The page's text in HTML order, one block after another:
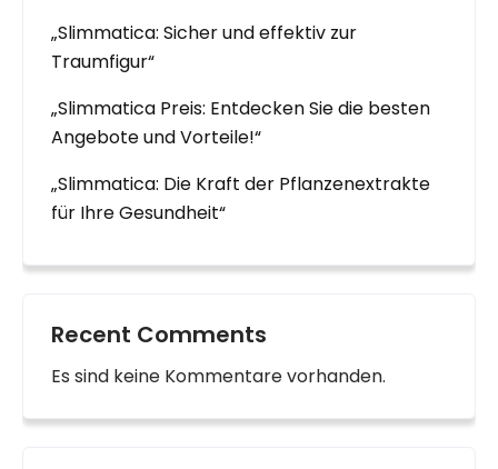
„Slimmatica: Sicher und effektiv zur
Traumfigur“
„Slimmatica Preis: Entdecken Sie die besten
Angebote und Vorteile!“
„Slimmatica: Die Kraft der Pflanzenextrakte
für Ihre Gesundheit“
Recent Comments
Es sind keine Kommentare vorhanden.